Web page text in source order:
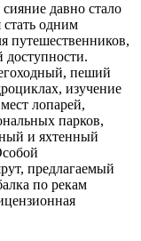
давно стало
одним
путешественников,
доступности.
пеший
изучение
лопарей,
парков,
и яхтенный
предлагаемый
по рекам